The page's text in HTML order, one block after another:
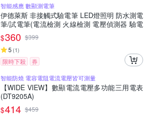
智能感應 數顯測電筆
伊德萊斯 非接觸式驗電筆 LED燈照明 防水測電
筆/試電筆(電流檢測 火線檢測 電壓偵測器 驗電
器)
$360 $399
5 (1)
限時下殺 券
智能防燒 電容電阻電流電壓皆可測量
【WIDE VIEW】數顯電流電壓多功能三用電表
(DT9205A)
$414 $459